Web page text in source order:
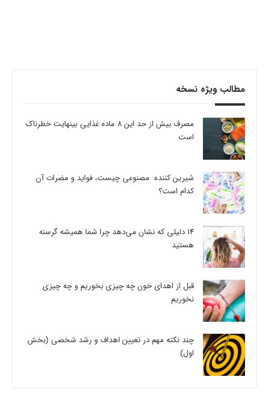
مطالب ویژه نسخه
مصرف بیش از حد این 8 ماده غذایی بینهایت خطرناک
است
شیرین کننده مصنوعی چیست، فواید و مضرات آن
کدام است؟
14 دلیلی که نشان می‌دهد چرا شما همیشه گرسنه
هستید
قبل از اهدای خون چه چیزی بخوریم و چه چیزی
نخوریم
چند نکته مهم در تعیین اهداف و رشد شخصی (بخش
اول)